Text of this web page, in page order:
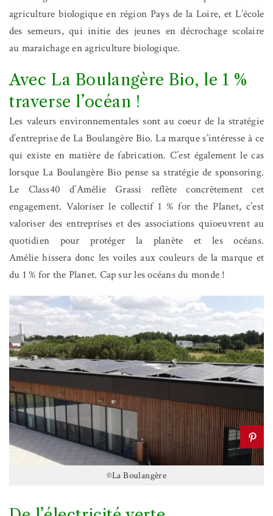
agriculture biologique en région Pays de la Loire, et L’école
des semeurs, qui initie des jeunes en décrochage scolaire
au maraîchage en agriculture biologique.
Avec La Boulangère Bio, le 1 %
traverse l’océan !
Les valeurs environnementales sont au coeur de la stratégie
d’entreprise de La Boulangère Bio. La marque s’intéresse à ce
qui existe en matière de fabrication. C’est également le cas
lorsque La Boulangère Bio pense sa stratégie de sponsoring.
Le Class40 d’Amélie Grassi reflète concrètement cet
engagement. Valoriser le collectif 1 % for the Planet, c’est
valoriser des entreprises et des associations quioeuvrent au
quotidien pour protéger la planète et les océans.
Amélie hissera donc les voiles aux couleurs de la marque et
du 1 % for the Planet. Cap sur les océans du monde !
©La Boulangère